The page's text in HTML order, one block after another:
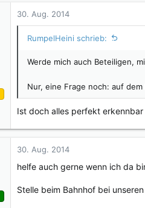
30. Aug. 2014
RumpelHeini schrieb:
Werde mich auch Beteiligen,
Nur, eine Frage noch: auf
Ist doch alles perfekt
30. Aug. 2014
helfe auch gerne wenn ich da
Stelle beim Bahnhof bei